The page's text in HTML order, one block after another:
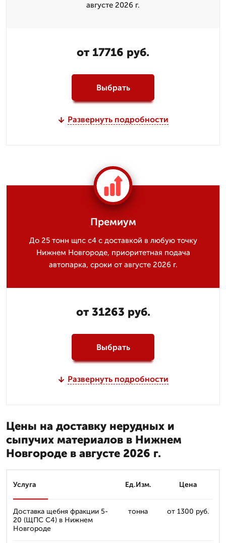
августе 2026 г.
от 17716 руб.
Выбрать
Развернуть подробности
Премиум
До 25 тонн щпс с4 с доставкой в любую точку
Нижнем Новгороде, приоритетная подача
автопарка, сроки от августе 2026 г.
от 31263 руб.
Выбрать
Развернуть подробности
Цены на доставку нерудных и
сыпучих материалов в Нижнем
Новгороде в августе 2026 г.
Услуга Ед.Изм. Цена
Доставка щебня фракции 5-
20 (ЩПС С4) в Нижнем
Новгороде
тонна от 1300 руб.